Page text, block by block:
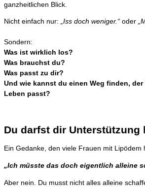
ganzheitlichen Blick.
Nicht einfach nur: „Iss doch weniger.“ oder
Sondern:
Was ist wirklich los?
Was brauchst du?
Was passt zu dir?
Und wie kannst du einen Weg finden,
Leben passt?
Du darfst dir Unterstützung
Ein Gedanke, den viele Frauen mit Lipödem
„Ich müsste das doch eigentlich alleine
Aber nein. Du musst nicht alles alleine